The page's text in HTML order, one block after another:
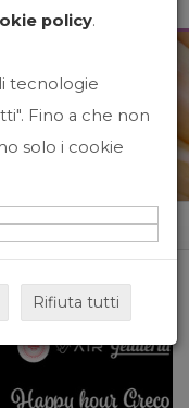
policy.
tecnologie
Fino a che non
solo i cookie
Rifiuta tutti